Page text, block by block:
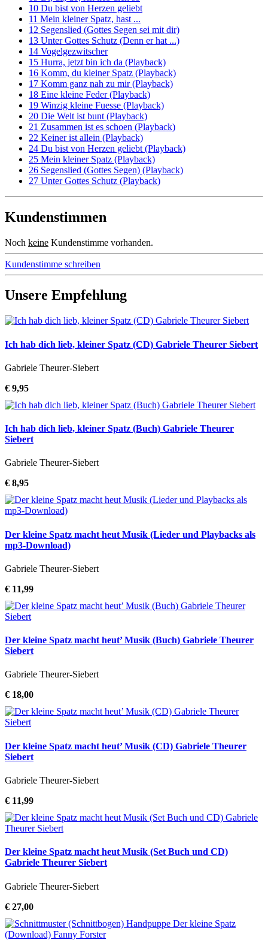
10 Du bist von Herzen geliebt
11 Mein kleiner Spatz, hast ...
12 Segenslied (Gottes Segen sei mit dir)
13 Unter Gottes Schutz (Denn er hat ...)
14 Vogelgezwitscher
15 Hurra, jetzt bin ich da (Playback)
16 Komm, du kleiner Spatz (Playback)
17 Komm ganz nah zu mir (Playback)
18 Eine kleine Feder (Playback)
19 Winzig kleine Fuesse (Playback)
20 Die Welt ist bunt (Playback)
21 Zusammen ist es schoen (Playback)
22 Keiner ist allein (Playback)
24 Du bist von Herzen geliebt (Playback)
25 Mein kleiner Spatz (Playback)
26 Segenslied (Gottes Segen) (Playback)
27 Unter Gottes Schutz (Playback)
Kundenstimmen
Noch keine Kundenstimme vorhanden.
Kundenstimme schreiben
Unsere Empfehlung
Ich hab dich lieb, kleiner Spatz (CD) Gabriele Theurer Siebert
Gabriele Theurer-Siebert
€ 9,95
Ich hab dich lieb, kleiner Spatz (Buch) Gabriele Theurer
Siebert
Gabriele Theurer-Siebert
€ 8,95
Der kleine Spatz macht heut Musik (Lieder und Playbacks als
mp3-Download)
Gabriele Theurer-Siebert
€ 11,99
Der kleine Spatz macht heut’ Musik (Buch) Gabriele Theurer
Siebert
Gabriele Theurer-Siebert
€ 18,00
Der kleine Spatz macht heut’ Musik (CD) Gabriele Theurer
Siebert
Gabriele Theurer-Siebert
€ 11,99
Der kleine Spatz macht heut Musik (Set Buch und CD)
Gabriele Theurer Siebert
Gabriele Theurer-Siebert
€ 27,00